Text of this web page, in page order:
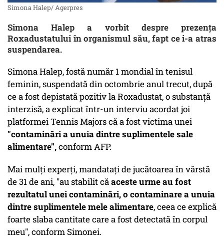
Simona Halep/ Agerpres
Simona Halep a vorbit despre prezența
Roxadustatului în organismul său, fapt ce i-a atras
suspendarea.
Simona Halep, fostă număr 1 mondial în tenisul
feminin, suspendată din octombrie anul trecut, după
ce a fost depistată pozitiv la Roxadustat, o substanţă
interzisă, a explicat într-un interviu acordat joi
platformei Tennis Majors că a fost victima unei
"contaminări a unuia dintre suplimentele sale
alimentare",conform AFP.
Mai mulţi experţi, mandataţi de jucătoarea în vârstă
de 31 de ani, "au stabilit căaceste urme au fost
rezultatul unei contaminări, o contaminare a unuia
dintre suplimentele mele alimentare, ceea ce explică
foarte slaba cantitate care a fost detectată în corpul
meu", conform Simonei.